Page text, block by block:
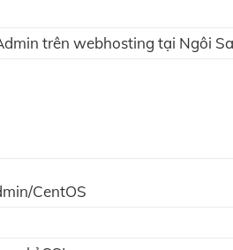
trên webhosting tại Ngôi
CentOS